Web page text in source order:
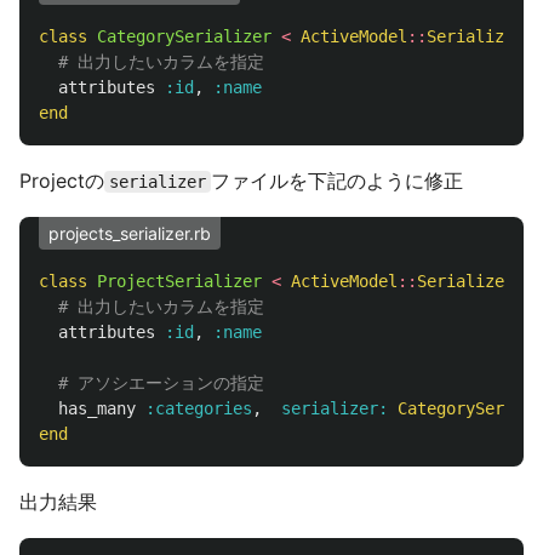
class CategorySerializer < ActiveModel :: Serializer
# 出力したいカラムを指定
attributes
:id ,
:name
end
Projectの serializer ファイルを下記のように修正
projects_serializer.rb
class ProjectSerializer < ActiveModel :: Serializer
# 出力したいカラムを指定
attributes
:id , :name
# アソシエーションの指定
has_many
:categories , serializer:
end
出力結果